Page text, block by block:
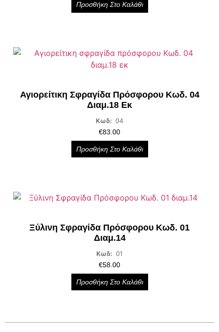
Προσθήκη Στο Καλάθι
Αγιορείτικη Σφραγίδα Πρόσφορου Κωδ. 04
Διαμ.18 Εκ
Κωδ: 04
€83.00
Προσθήκη Στο Καλάθι
Ξύλινη Σφραγίδα Πρόσφορου Κωδ. 01
Διαμ.14
Κωδ: 01
€58.00
Προσθήκη Στο Καλάθι